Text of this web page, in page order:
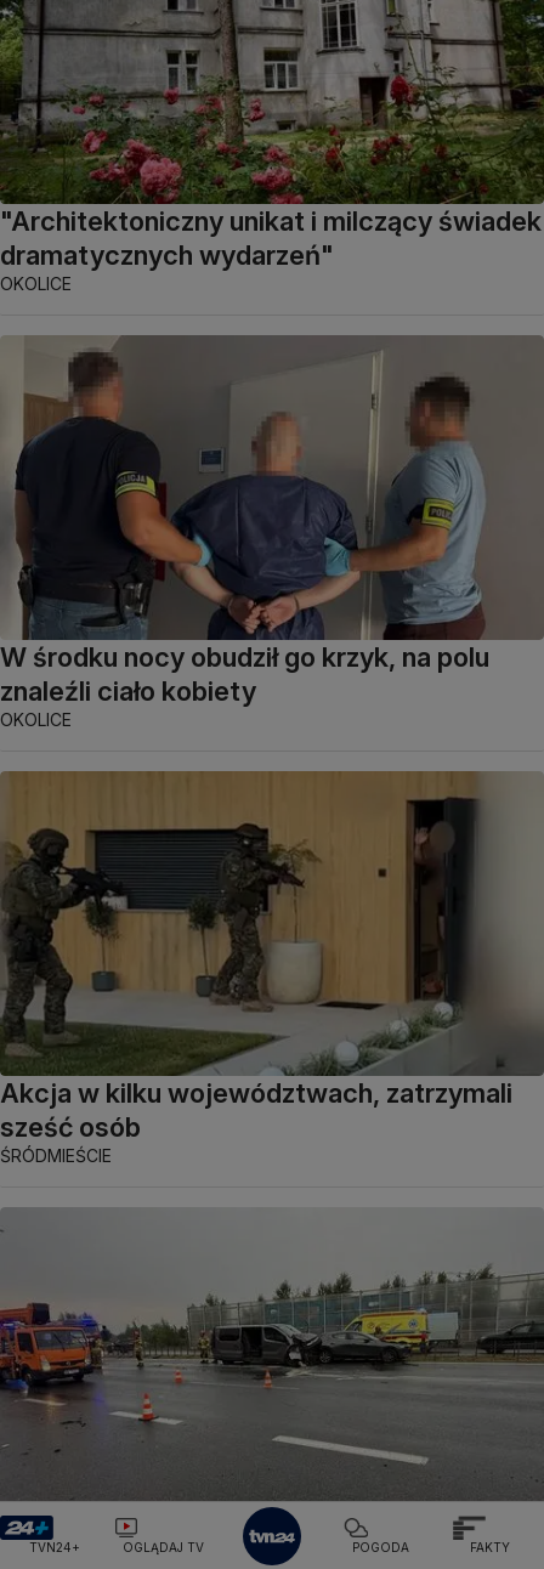
"Architektoniczny unikat i milczący świadek
dramatycznych wydarzeń"
OKOLICE
W środku nocy obudził go krzyk, na polu
znaleźli ciało kobiety
OKOLICE
Akcja w kilku województwach, zatrzymali
sześć osób
ŚRÓDMIEŚCIE
Zderzenie trzech aut na POW
URSYNÓW
TVN24+ OGLĄDAJ TV POGODA FAKTY